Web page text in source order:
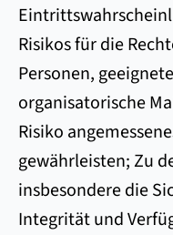
Risikos für die
Personen,
organisatorische
Risiko
gewährleisten; Zu
insbesondere die
Integrität und